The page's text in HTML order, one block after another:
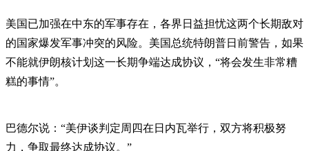
美国已加强在中东的军事存在，各界日益担忧这两个长期敌对
的国家爆发军事冲突的风险。美国总统特朗普日前警告，如果
不能就伊朗核计划这一长期争端达成协议，“将会发生非常糟
糕的事情”。
巴德尔说：“美伊谈判定周四在日内瓦举行，双方将积极努
力，争取最终达成协议。”